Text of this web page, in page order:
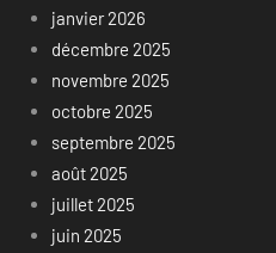
janvier 2026
décembre 2025
novembre 2025
octobre 2025
septembre 2025
août 2025
juillet 2025
juin 2025